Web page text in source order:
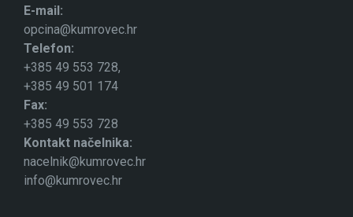
E-mail:
opcina@kumrovec.hr
Telefon:
+385 49 553 728,
+385 49 501 174
Fax:
+385 49 553 728
Kontakt načelnika:
nacelnik@kumrovec.hr
info@kumrovec.hr